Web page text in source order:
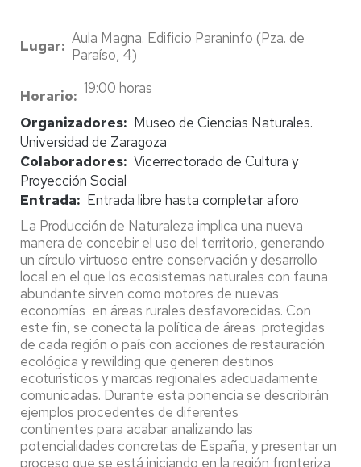
Lugar
Aula Magna. Edificio Paraninfo (Pza. de
Paraíso, 4)
Horario
19:00 horas
Organizadores
Museo de Ciencias Naturales.
Universidad de Zaragoza
Colaboradores Vicerrectorado de Cultura y
Proyección Social
Entrada
Entrada libre hasta completar aforo
La Producción de Naturaleza implica una nueva
manera de concebir el uso del territorio, generando
un círculo virtuoso entre conservación y desarrollo
local en el que los ecosistemas naturales con fauna
abundante sirven como motores de nuevas
economías en áreas rurales desfavorecidas. Con
este fin, se conecta la política de áreas protegidas
de cada región o país con acciones de restauración
ecológica y rewilding que generen destinos
ecoturísticos y marcas regionales adecuadamente
comunicadas. Durante esta ponencia se describirán
ejemplos procedentes de diferentes
continentes para acabar analizando las
potencialidades concretas de España, y presentar un
proceso que se está iniciando en la región fronteriza